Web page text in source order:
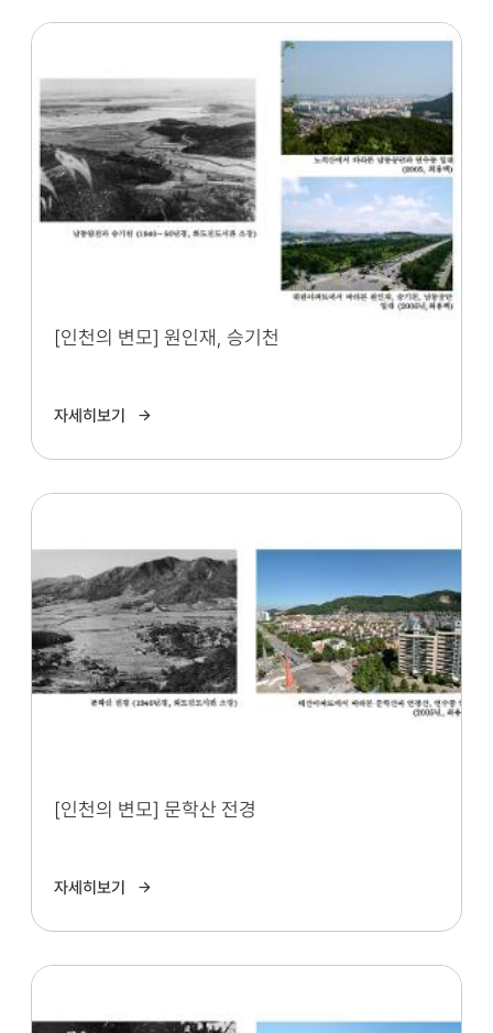
[인천의 변모] 원인재, 승기천
자세히보기
[인천의 변모] 문학산 전경
자세히보기